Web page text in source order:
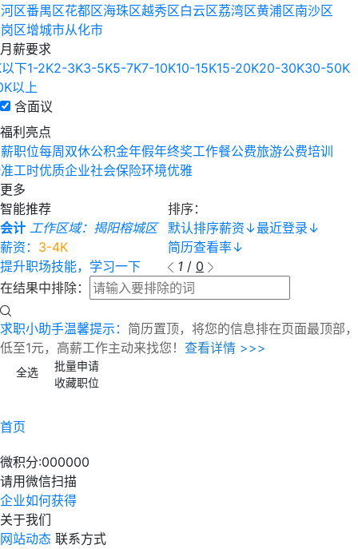
区番禺区花都区海珠区越秀区白云区荔湾区黄浦区南沙区
区增城市从化市
月薪要求
以下1-2K2-3K3-5K5-7K7-10K10-15K15-20K20-30K30-50K
以上
含面议
福利亮点
职位每周双休公积金年假年终奖工作餐公费旅游公费培训
工时优质企业社会保险环境优雅
更多
智能推荐
会计 工作区域：揭阳榕城区
薪资： 3-4K
提升职场技能，学习一下
排序：
默认排序薪资↓最近登录↓
简历查看率↓
1 / 0
在结果中排除：
求职小助手温馨提示： 简历置顶，将您的信息排在页面最顶部，
低至1元，高薪工作主动来找您！ 查看详情 >>>
全选
批量申请
收藏职位
首页
微积分:000000
请用微信扫描
企业如何获得
关于我们
网站动态 联系方式